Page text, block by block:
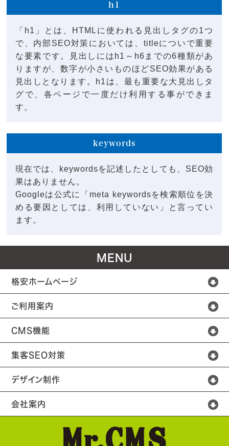
h1
「h1」とは、HTMLに使われる見出しタグの1つ
で、内部SEO対策においては、titleについで重要
な要素です。見出しにはh1～h6までの6種類があ
りますが、数字が小さいものほどSEO効果がある
見出しとなります。h1は、最も重要な大見出しタ
グで、各ページで一度だけ利用する事ができま
す。
keywords
現在では、keywordsを記述したとしても、SEO効
果はありません。
Googleは公式に「meta keywordsを検索順位を決
める要因としては、利用していない」と言ってい
ます。
MENU
格安ホームページ
ご利用案内
CMS機能
集客SEO対策
デザイン制作
会社案内